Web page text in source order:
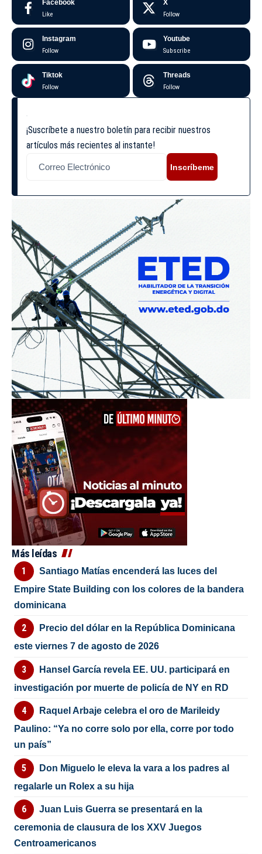
Facebook
Like
X
Follow
Instagram
Follow
Youtube
Subscribe
Tiktok
Follow
Threads
Follow
¡Suscríbete a nuestro boletín para recibir nuestros
artículos más recientes al instante!
Inscríbeme
Más leídas
Santiago Matías encenderá las luces del
Empire State Building con los colores de la bandera
dominicana
Precio del dólar en la República Dominicana
este viernes 7 de agosto de 2026
Hansel García revela EE. UU. participará en
investigación por muerte de policía de NY en RD
Raquel Arbaje celebra el oro de Marileidy
Paulino: “Ya no corre solo por ella, corre por todo
un país”
Don Miguelo le eleva la vara a los padres al
regalarle un Rolex a su hija
Juan Luis Guerra se presentará en la
ceremonia de clausura de los XXV Juegos
Centroamericanos